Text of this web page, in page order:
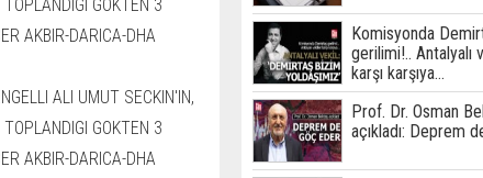
Komisyonda
gerilimi!.. Antalyalı
karşı karşıya…
Prof. Dr. Osman
açıkladı: Deprem